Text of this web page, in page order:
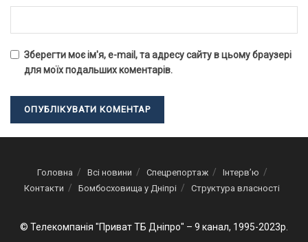
Зберегти моє ім'я, e-mail, та адресу сайту в цьому браузері
для моїх подальших коментарів.
Головна Всі новини Спецрепортаж
Інтерв’ю
Контакти
Бомбосховища у Дніпрі Структура власності
© Телекомпанія "Приват ТБ Дніпро" – 9 канал, 1995-2023р.